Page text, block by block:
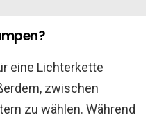
eine Lichterkette
zwischen
zu wählen. Während